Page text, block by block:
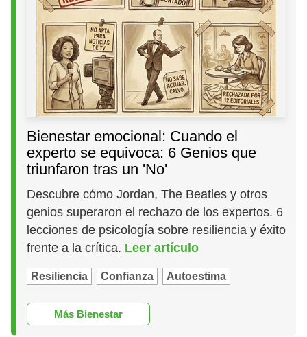
Bienestar emocional: Cuando el
experto se equivoca: 6 Genios que
triunfaron tras un 'No'
Descubre cómo Jordan, The Beatles y otros
genios superaron el rechazo de los expertos. 6
lecciones de psicología sobre resiliencia y éxito
frente a la crítica. Leer artículo
Resiliencia Confianza Autoestima
Más Bienestar